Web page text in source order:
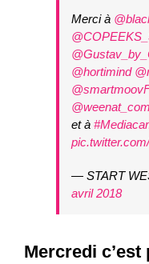
Merci à
@hortimind
@weenat_com
et à
— START
avril 2018
Mercredi c’est